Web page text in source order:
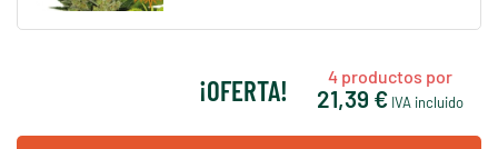
¡OFERTA! 4 productos por
21,39 € IVA incluido